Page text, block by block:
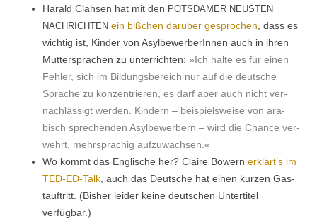
Har­ald Clah­sen hat mit den POTSDAMER NEUSTEN
NACHRICHTEN ein bißchen darüber gesprochen , dass es
wichtig ist, Kinder von Asyl­be­wer­berIn­nen auch in ihren
Mut­ter­sprachen zu unter­richt­en: »Ich halte es für einen
Fehler, sich im Bil­dungs­bere­ich nur auf die deutsche
Sprache zu konzen­tri­eren, es darf aber auch nicht ver­
nach­läs­sigt wer­den. Kindern – beispiel­sweise von ara­
bisch sprechen­den Asyl­be­wer­bern – wird die Chance ver­
wehrt, mehrsprachig aufzuwachsen.«
Wo kommt das Englis­che her? Claire Bow­ern erklärt’s im
TED-ED-Talk , auch das Deutsche hat einen kurzen Gas­
tauftritt. (Bish­er lei­der keine deutschen Unter­ti­tel
verfügbar.)